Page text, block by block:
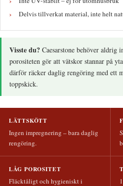
Delvis tillverkat material, inte helt
Visste du? Caesarstone behöver aldrig
porositeten gör att vätskor stannar på
därför räcker daglig rengöring med ett
toppskick.
LÄTTSKÖTT
Ingen impregnering – bara daglig
rengöring.
LÅG POROSITET
Fläcktåligt och hygieniskt i